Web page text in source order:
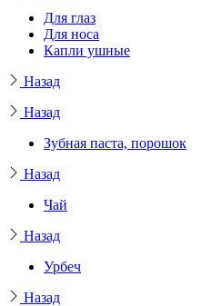
Для глаз
Для носа
Капли ушные
Назад
Назад
Зубная паста, порошок
Назад
Чай
Назад
Урбеч
Назад